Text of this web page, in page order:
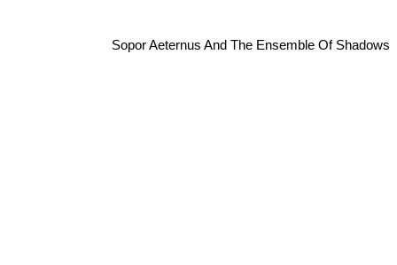
Sopor Aeternus And The Ensemble Of Shadows